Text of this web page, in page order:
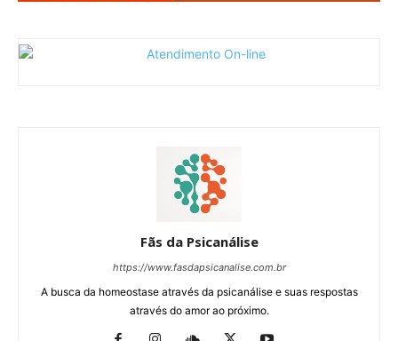
Fãs da Psicanálise
https://www.fasdapsicanalise.com.br
A busca da homeostase através da psicanálise e suas respostas
através do amor ao próximo.